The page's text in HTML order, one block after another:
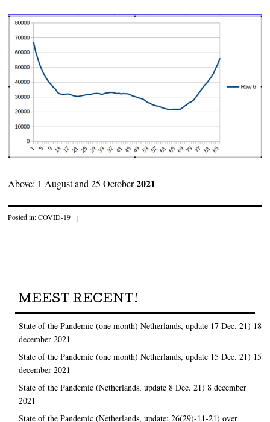
Above: 1 August and 25 October2021
Posted in:COVID-19 |
MEEST RECENT!
State of the Pandemic (one month) Netherlands, update 17 Dec. 21) 18
december 2021
State of the Pandemic (one month) Netherlands, update 15 Dec. 21) 15
december 2021
State of the Pandemic (Netherlands, update 8 Dec. 21) 8 december
2021
State of the Pandemic (Netherlands, update: 26(29)-11-21) over